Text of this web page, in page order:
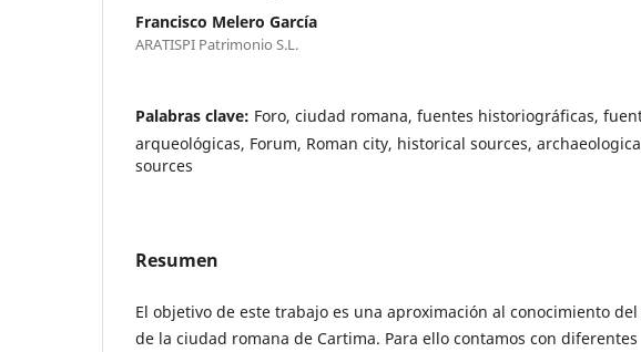
Francisco Melero García
ARATISPI Patrimonio S.L.
Palabras clave: Foro, ciudad romana, fuentes historiográficas,
arqueológicas, Forum, Roman city, historical sources,
sources
Resumen
El objetivo de este trabajo es una aproximación al conocimiento
de la ciudad romana de Cartima. Para ello contamos con diferentes